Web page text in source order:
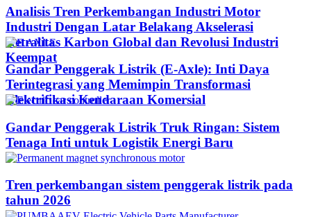
Analisis Tren Perkembangan Industri Motor
Industri Dengan Latar Belakang Akselerasi
Netralitas Karbon Global dan Revolusi Industri
Keempat
Gandar Penggerak Listrik (E-Axle): Inti Daya
Terintegrasi yang Memimpin Transformasi
Elektrifikasi Kendaraan Komersial
Gandar Penggerak Listrik Truk Ringan: Sistem
Tenaga Inti untuk Logistik Energi Baru
Tren perkembangan sistem penggerak listrik pada
tahun 2026